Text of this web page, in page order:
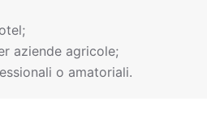
aziende agricole;
o amatoriali.